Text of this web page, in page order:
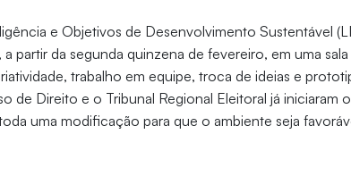
e Objetivos de Desenvolvimento Sustentável
partir da segunda quinzena de fevereiro, em uma
trabalho em equipe, troca de ideias e
de Direito e o Tribunal Regional Eleitoral já iniciaram
uma modificação para que o ambiente seja